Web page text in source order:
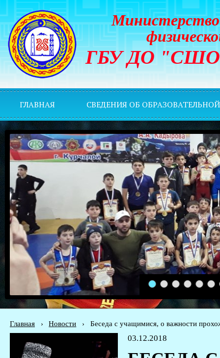
Министерство
ГБУ ДО "СШОР
ГЛАВНАЯ СВЕДЕНИЯ ОБ
1 2 3 4 5 6
Главная › Новости › Беседа с учащимися, о важности
03.12.2018